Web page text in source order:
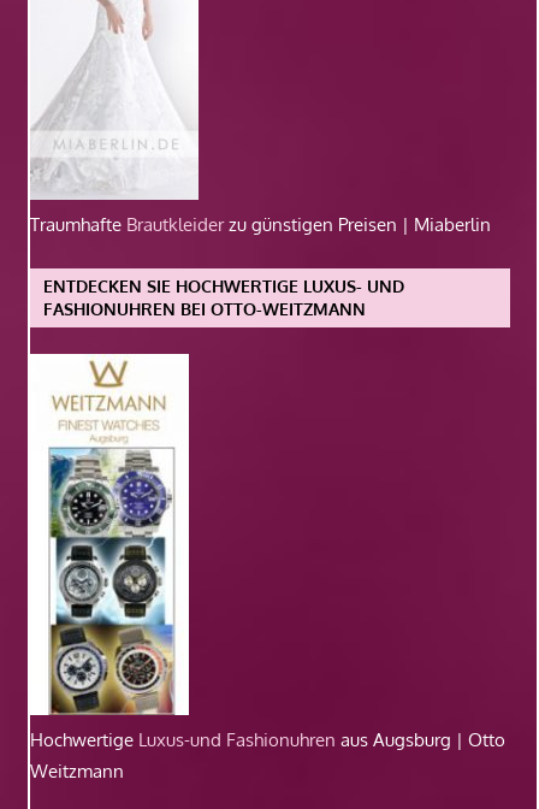
Traumhafte Brautkleiderzu günstigen Preisen | Miaberlin
ENTDECKEN SIE HOCHWERTIGE LUXUS- UND
FASHIONUHREN BEI OTTO-WEITZMANN
Hochwertige Luxus-und Fashionuhren aus Augsburg | Otto
Weitzmann